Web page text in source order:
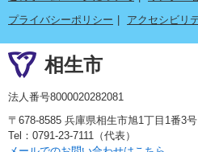
プライバシーポリシー
アクセシビリ
相生市
法人番号8000020282081
〒678-8585 兵庫県相生市旭1丁目1番3号
Tel：0791-23-7111（代表）